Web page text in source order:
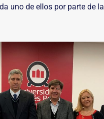
uno de ellos por parte de la